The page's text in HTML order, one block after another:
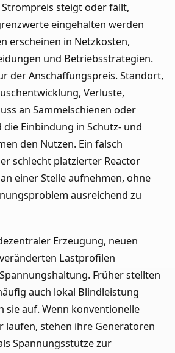
steigt oder fällt,
eingehalten werden
erscheinen in Netzkosten,
und Betriebsstrategien.
der Anschaffungspreis. Standort,
Verluste,
an Sammelschienen oder
Einbindung in Schutz- und
den Nutzen. Ein falsch
schlecht platzierter Reactor
einer Stelle aufnehmen, ohne
ausreichend zu
Erzeugung, neuen
Lastprofilen
Früher stellten
auch lokal Blindleistung
sie auf. Wenn konventionelle
laufen, stehen ihre Generatoren
Spannungsstütze zur